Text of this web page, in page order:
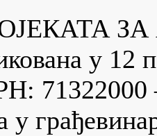
у 12
71322000
у